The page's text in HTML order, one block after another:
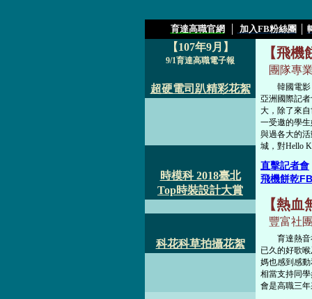
育達高職官網 加入FB粉絲團
【107年9月】
9/1育達高職電子報
超硬電司趴精彩花絮
時模科 2018臺北
Top時裝設計大賞
科花科草拍攝花絮
【飛
團隊專
韓國電影《
亞洲國際記
大，除了來
一受邀的學
與過各大的
城，對Hello
直擊記者會
飛機餅乾FB
【熱
豐富社
育達熱音社
已久的好歌
媽也感到感
相當支持同
會是高職三